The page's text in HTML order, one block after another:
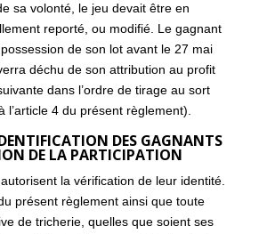
sa volonté, le jeu devait être en
reporté, ou modifié. Le gagnant
de son lot avant le 27 mai
déchu de son attribution au profit
dans l’ordre de tirage au sort
l’article 4 du présent règlement).
DES GAGNANTS
DE LA PARTICIPATION
la vérification de leur identité.
présent règlement ainsi que toute
de tricherie, quelles que soient ses